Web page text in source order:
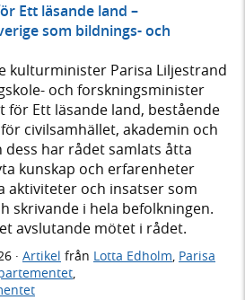
Ett läsande land –
som bildnings- och
kulturminister Parisa Liljestrand
och forskningsminister
för Ett läsande land, bestående
civilsamhället, akademin och
dess har rådet samlats åtta
kunskap och erfarenheter
aktiviteter och insatser som
skrivande i hela befolkningen.
avslutande mötet i rådet.
· Artikel från Lotta Edholm, Parisa
,